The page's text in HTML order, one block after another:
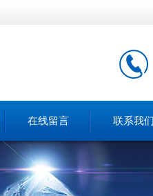
在线留言 联系我们